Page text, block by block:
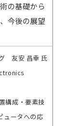
の基礎から
今後の展望
友安 昌幸 氏
構成・要素技
ュータへの応